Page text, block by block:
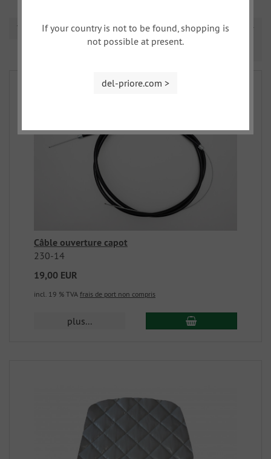
Triage
Prev
Câble ouverture capot
230-14
19,00 EUR
incl. 19 % TVA frais de port non compris
plus...
If your country is not to be found, shopping is
not possible at present.
del-priore.com >